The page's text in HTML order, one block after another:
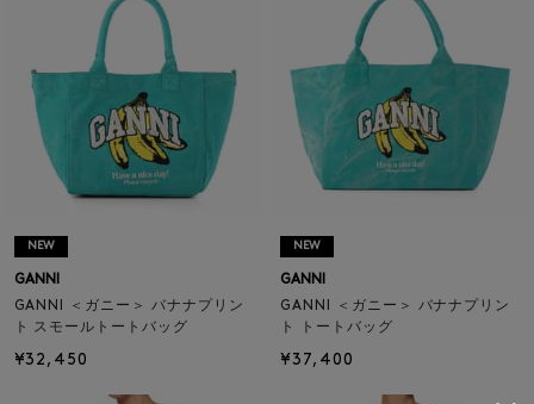
NEW
GANNI
GANNI ＜ガニー＞ バナナプリン
ト スモールトートバッグ
¥32,450
NEW
GANNI
GANNI ＜ガニー＞ バナナプリン
ト トートバッグ
¥37,400